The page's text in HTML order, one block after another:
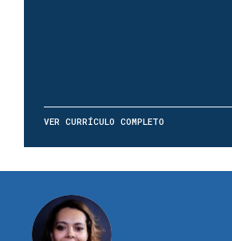
VER CURRÍCULO COMPLETO